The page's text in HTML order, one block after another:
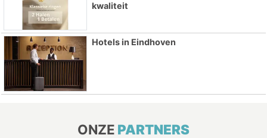
kwaliteit
Hotels in Eindhoven
ONZE PARTNERS